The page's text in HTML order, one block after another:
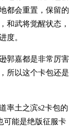
都会重置，保留的
和武将觉醒状态，
度。
郭嘉都是非常厉害
所以这个卡包还是
土之滨s2卡包的
可能是绝版征服卡